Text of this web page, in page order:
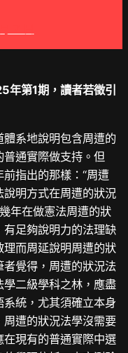
第1期，讀者若徵引
系地說明包含周遭的
通實際做支持。但
指出的那樣：“周遭
明方式在周遭的狀況
年在做憲法周遭的狀
足夠說明力的法理缺
而周延說明周遭的狀
覺得，周遭的狀況法
二級學科之林，應盡
統，尤其須確立本身
遭的狀況法學沒需要
現有的普通實際中選